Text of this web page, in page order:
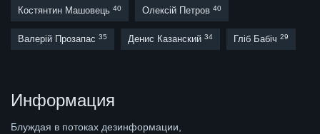
Костянтин Машовець 40 Олексій Петров 40
Валерій Прозапас 35 Денис Казанский 34 Гліб Бабіч 29
Информация
Блуждая в потоках дезинформации,